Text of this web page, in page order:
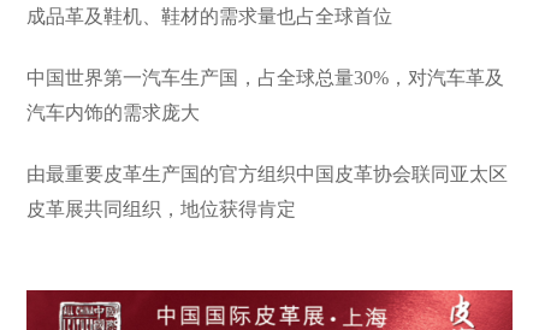
成品革及鞋机、鞋材的需求量也占全球首位
中国世界第一汽车生产国，占全球总量30%，对汽车革及
汽车内饰的需求庞大
由最重要皮革生产国的官方组织中国皮革协会联同亚太区
皮革展共同组织，地位获得肯定